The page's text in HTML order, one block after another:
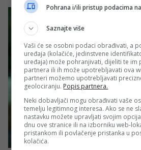
Pohrana i/ili pristup podacima
Saznajte više
Vaši će se osobni podaci obrađivati, a
uređaja (kolačiće, jedinstvene
uređaja) može pohranjivati, dijeliti te im
partnera ili ih može upotrebljavati ova
partneri možemo upotrebljavati
geolociranju. Popis partnera.
Neki dobavljači mogu obrađivati vaše
temelju legitimnog interesa. Ako se ne
nastavku možete upravljati svojim
dnu ove stranice ili na izborniku web-
pristankom ili povlačenje pristanka u
kolačića.